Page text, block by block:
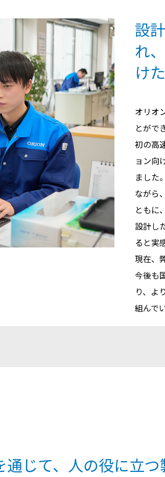
設
れ
け
オリオ
とがで
初の高
ョン向
ました
ながら
ともに
設計し
ると実
現在、
今後も
り、よ
組んで
じて、人の役に立つ